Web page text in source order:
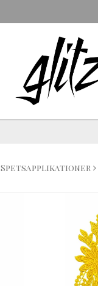
Spetsapplikationer